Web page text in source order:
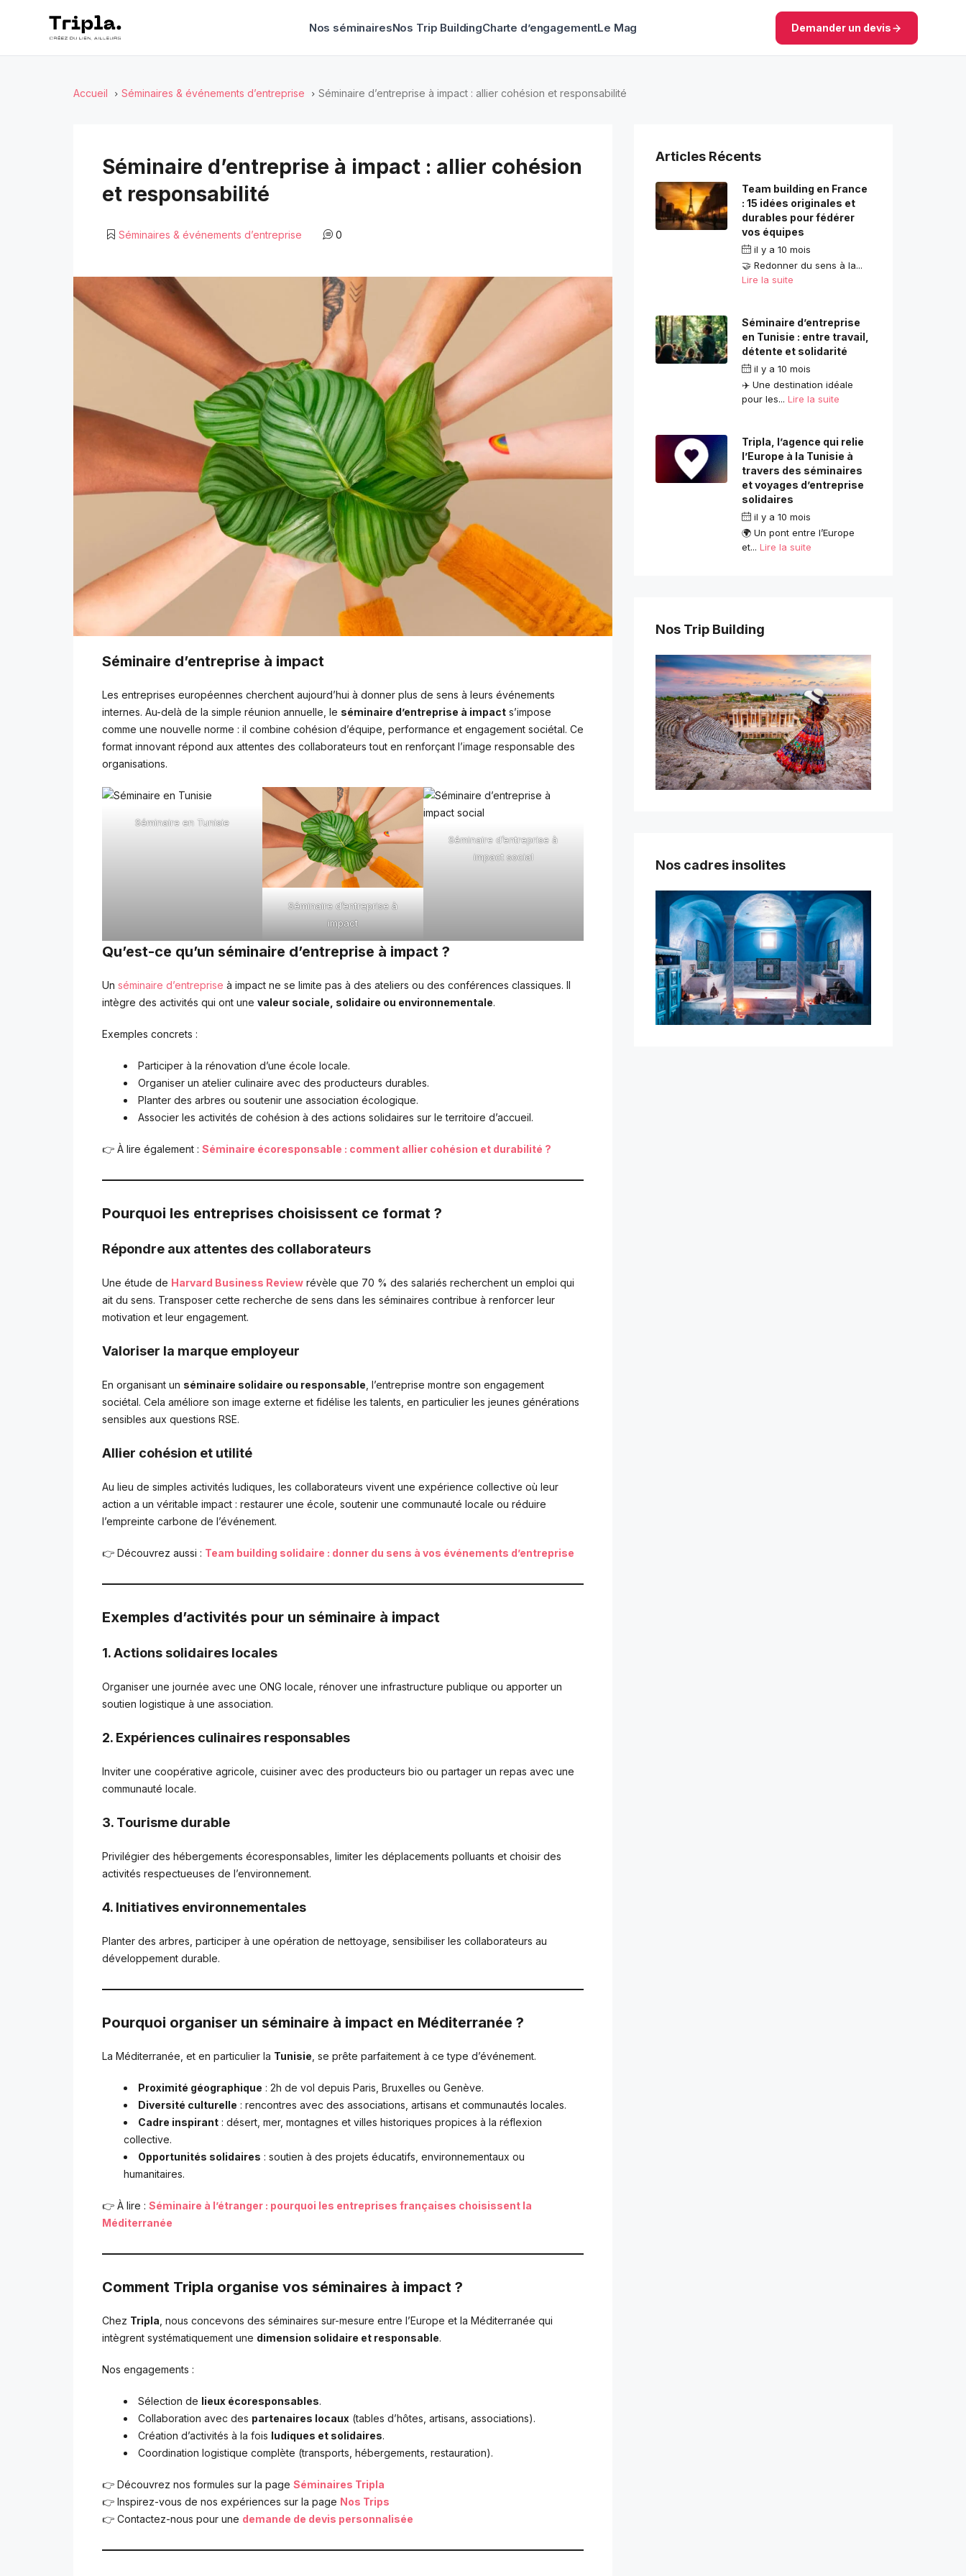
Nos séminairesNos Trip BuildingCharte d’engagementLe Mag Demander un devis
Accueil Séminaires & événements d’entreprise Séminaire d’entreprise à impact : allier cohésion et responsabilité
Séminaire d’entreprise à impact : allier cohésion
et responsabilité
Séminaires & événements d’entreprise 0
Séminaire d’entreprise à impact
Les entreprises européennes cherchent aujourd’hui à donner plus de sens à leurs événements
internes. Au-delà de la simple réunion annuelle, le séminaire d’entreprise à impact s’impose
comme une nouvelle norme : il combine cohésion d’équipe, performance et engagement sociétal. Ce
format innovant répond aux attentes des collaborateurs tout en renforçant l’image responsable des
organisations.
Séminaire en Tunisie
Séminaire d’entreprise à
impact
Séminaire d’entreprise à
impact social
Qu’est-ce qu’un séminaire d’entreprise à impact ?
Un séminaire d’entreprise à impact ne se limite pas à des ateliers ou des conférences classiques. Il
intègre des activités qui ont une valeur sociale, solidaire ou environnementale.
Exemples concrets :
Participer à la rénovation d’une école locale.
Organiser un atelier culinaire avec des producteurs durables.
Planter des arbres ou soutenir une association écologique.
Associer les activités de cohésion à des actions solidaires sur le territoire d’accueil.
👉 À lire également : Séminaire écoresponsable : comment allier cohésion et durabilité ?
Pourquoi les entreprises choisissent ce format ?
Répondre aux attentes des collaborateurs
Une étude de Harvard Business Review révèle que 70 % des salariés recherchent un emploi qui
ait du sens. Transposer cette recherche de sens dans les séminaires contribue à renforcer leur
motivation et leur engagement.
Valoriser la marque employeur
En organisant un séminaire solidaire ou responsable , l’entreprise montre son engagement
sociétal. Cela améliore son image externe et fidélise les talents, en particulier les jeunes générations
sensibles aux questions RSE.
Allier cohésion et utilité
Au lieu de simples activités ludiques, les collaborateurs vivent une expérience collective où leur
action a un véritable impact : restaurer une école, soutenir une communauté locale ou réduire
l’empreinte carbone de l’événement.
👉 Découvrez aussi : Team building solidaire : donner du sens à vos événements d’entreprise
Exemples d’activités pour un séminaire à impact
1. Actions solidaires locales
Organiser une journée avec une ONG locale, rénover une infrastructure publique ou apporter un
soutien logistique à une association.
2. Expériences culinaires responsables
Inviter une coopérative agricole, cuisiner avec des producteurs bio ou partager un repas avec une
communauté locale.
3. Tourisme durable
Privilégier des hébergements écoresponsables, limiter les déplacements polluants et choisir des
activités respectueuses de l’environnement.
4. Initiatives environnementales
Planter des arbres, participer à une opération de nettoyage, sensibiliser les collaborateurs au
développement durable.
Pourquoi organiser un séminaire à impact en Méditerranée ?
La Méditerranée, et en particulier la Tunisie , se prête parfaitement à ce type d’événement.
Proximité géographique : 2h de vol depuis Paris, Bruxelles ou Genève.
Diversité culturelle : rencontres avec des associations, artisans et communautés locales.
Cadre inspirant : désert, mer, montagnes et villes historiques propices à la réflexion
collective.
Opportunités solidaires : soutien à des projets éducatifs, environnementaux ou
humanitaires.
👉 À lire : Séminaire à l’étranger : pourquoi les entreprises françaises choisissent la
Méditerranée
Comment Tripla organise vos séminaires à impact ?
Chez Tripla , nous concevons des séminaires sur-mesure entre l’Europe et la Méditerranée qui
intègrent systématiquement une dimension solidaire et responsable.
Nos engagements :
Sélection de lieux écoresponsables.
Collaboration avec des partenaires locaux (tables d’hôtes, artisans, associations).
Création d’activités à la fois ludiques et solidaires.
Coordination logistique complète (transports, hébergements, restauration).
👉 Découvrez nos formules sur la page Séminaires Tripla
👉 Inspirez-vous de nos expériences sur la page Nos Trips
👉 Contactez-nous pour une demande de devis personnalisée
Articles Récents
Team building en France
: 15 idées originales et
durables pour fédérer
vos équipes
il y a 10 mois
🤝 Redonner du sens à la...
Lire la suite
Séminaire d’entreprise
en Tunisie : entre travail,
détente et solidarité
il y a 10 mois
✈️ Une destination idéale
pour les... Lire la suite
Tripla, l’agence qui relie
l’Europe à la Tunisie à
travers des séminaires
et voyages d’entreprise
solidaires
il y a 10 mois
🌍 Un pont entre l’Europe
et... Lire la suite
Nos Trip Building
Nos cadres insolites